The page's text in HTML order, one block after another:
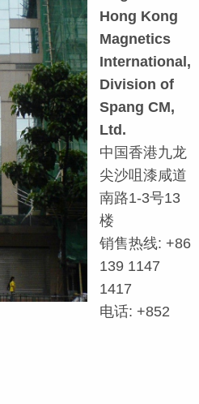
Hong Kong
Magnetics
International,
Division of
Spang CM,
Ltd.
中国香港九龙
尖沙咀漆咸道
南路1-3号13
楼
销售热线: +86
139 1147
1417
电话: +852